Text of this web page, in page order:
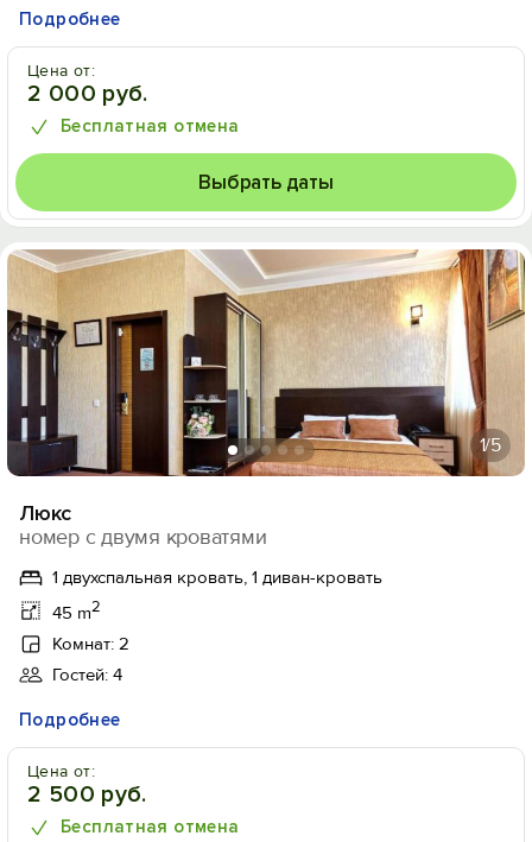
Подробнее
Цена от:
2 000 руб.
Бесплатная отмена
Выбрать даты
1/5
Люкс
номер с двумя кроватями
1 двухспальная кровать, 1 диван-кровать
45 m2
Комнат: 2
Гостей: 4
Подробнее
Цена от:
2 500 руб.
Бесплатная отмена